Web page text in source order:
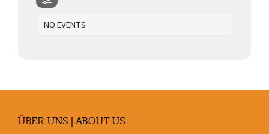
NO EVENTS
ÜBER UNS | ABOUT US